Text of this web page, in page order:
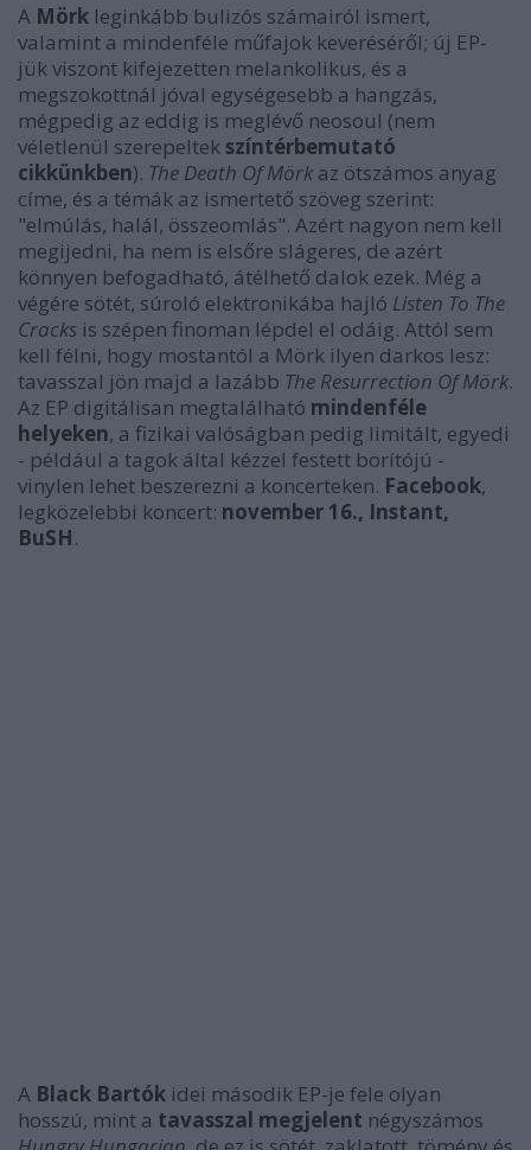
A Mörk leginkább bulizós számairól ismert,
valamint a mindenféle műfajok keveréséről; új EP-
jük viszont kifejezetten melankolikus, és a
megszokottnál jóval egységesebb a hangzás,
mégpedig az eddig is meglévő neosoul (nem
véletlenül szerepeltekszíntérbemutató
cikkünkben). The Death Of Mörk az ötszámos anyag
címe, és a témák az ismertető szöveg szerint:
"elmúlás, halál, összeomlás". Azért nagyon nem kell
megijedni, ha nem is elsőre slágeres, de azért
könnyen befogadható, átélhető dalok ezek. Még a
végére sötét, súroló elektronikába hajló Listen To The
Cracks is szépen finoman lépdel el odáig. Attól sem
kell félni, hogy mostantól a Mörk ilyen darkos lesz:
tavasszal jön majd a lazább The Resurrection Of Mörk.
Az EP digitálisan megtalálható mindenféle
helyeken, a fizikai valóságban pedig limitált, egyedi
- például a tagok által kézzel festett borítójú -
vinylen lehet beszerezni a koncerteken. Facebook,
legközelebbi koncert: november 16., Instant,
BuSH.
A Black Bartók idei második EP-je fele olyan
hosszú, mint a tavasszal megjelent négyszámos